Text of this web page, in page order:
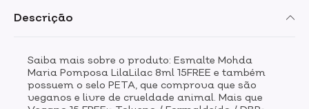
Descrição
Saiba mais sobre o produto: Esmalte Mohda
Maria Pomposa LilaLilac 8ml 15FREE e também
possuem o selo PETA, que comprova que são
veganos e livre de crueldade animal. Mais que